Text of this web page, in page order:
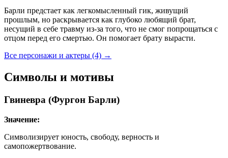
Барли предстает как легкомысленный гик, живущий
прошлым, но раскрывается как глубоко любящий брат,
несущий в себе травму из-за того, что не смог попрощаться с
отцом перед его смертью. Он помогает брату вырасти.
Все персонажи и актеры (4) →
Символы и мотивы
Гвиневра (Фургон Барли)
Значение:
Символизирует юность, свободу, верность и
самопожертвование.